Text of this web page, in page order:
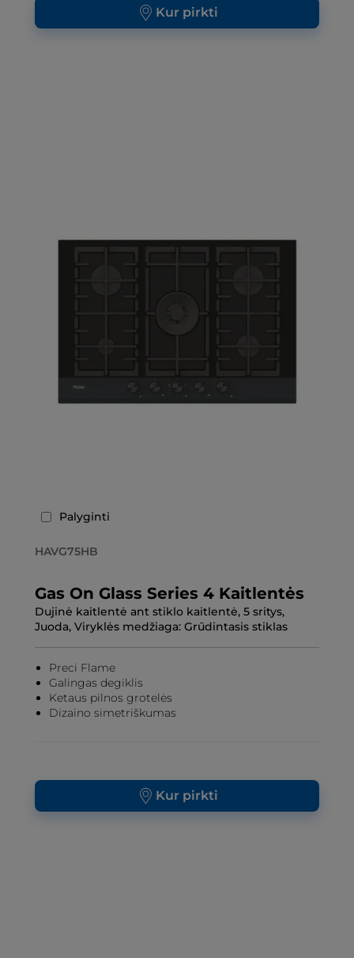
Kur pirkti
Palyginti
HAVG75HB
Gas On Glass Series 4 Kaitlentės
Dujinė kaitlentė ant stiklo kaitlentė, 5 sritys,
Juoda, Viryklės medžiaga: Grūdintasis stiklas
Preci Flame
Galingas degiklis
Ketaus pilnos grotelės
Dizaino simetriškumas
Kur pirkti